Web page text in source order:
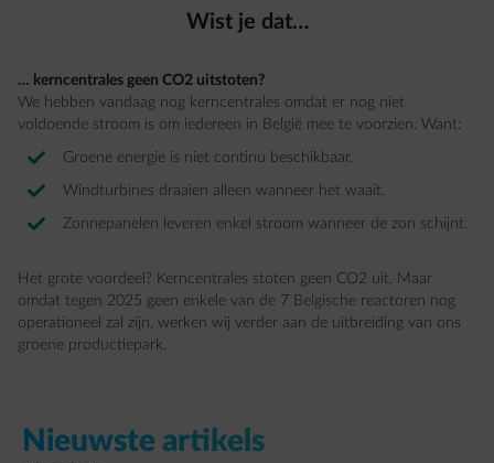
Wist je dat…
… kerncentrales geen CO2 uitstoten?
We hebben vandaag nog kerncentrales omdat er nog niet
voldoende stroom is om iedereen in België mee te voorzien. Want:
Groene energie is niet continu beschikbaar.
Windturbines draaien alleen wanneer het waait.
Zonnepanelen leveren enkel stroom wanneer de zon schijnt.
Het grote voordeel? Kerncentrales stoten geen CO2 uit. Maar
omdat tegen 2025 geen enkele van de 7 Belgische reactoren nog
operationeel zal zijn, werken wij verder aan de uitbreiding van ons
groene productiepark.
Nieuwste artikels